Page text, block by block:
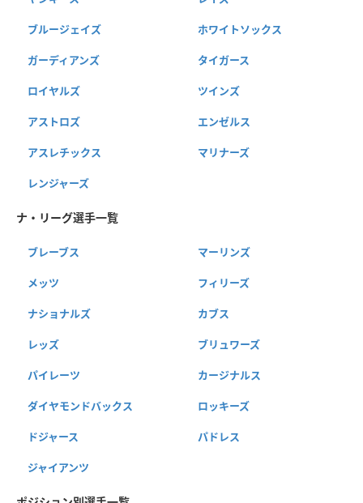
ブルージェイズ ホワイトソックス
ガーディアンズ タイガース
ロイヤルズ ツインズ
アストロズ エンゼルス
アスレチックス マリナーズ
レンジャーズ
ナ・リーグ選手一覧
ブレーブス マーリンズ
メッツ フィリーズ
ナショナルズ カブス
レッズ ブリュワーズ
パイレーツ カージナルス
ダイヤモンドバックス ロッキーズ
ドジャース パドレス
ジャイアンツ